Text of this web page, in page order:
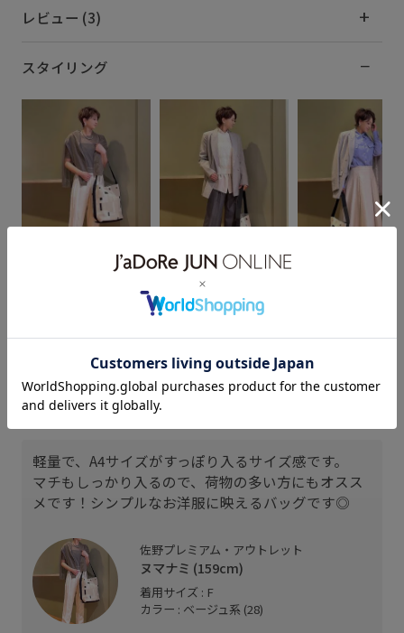
レビュー (3)
スタイリング
ヌマナミ
159cm SIZE:F
スタッフレビュー
軽量で、A4サイズがすっぽり入るサイズ感です。
マチもしっかり入るので、荷物の多い方にもオスス
メです！シンプルなお洋服に映えるバッグです◎
佐野プレミアム・アウトレット
ヌマナミ (159cm)
着用サイズ : F
カラー : ベージュ系 (28)